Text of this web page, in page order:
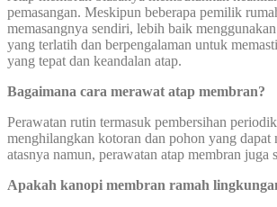
pemasangan. Meskipun beberapa pemilik
memasangnya sendiri, lebih baik
yang terlatih dan berpengalaman untuk
yang tepat dan keandalan atap.
Bagaimana cara merawat atap membran?
Perawatan rutin termasuk pembersihan
menghilangkan kotoran dan pohon yang dapat
atasnya namun, perawatan atap membran juga
Apakah kanopi membran ramah